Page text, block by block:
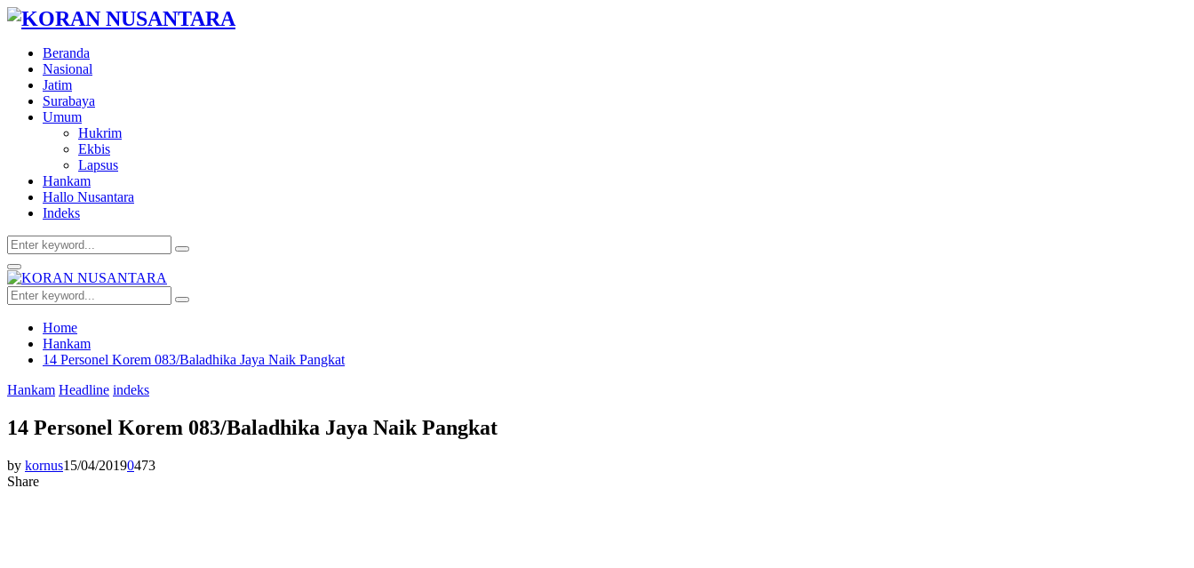
Beranda
Nasional
Jatim
Surabaya
Umum
Hukrim
Ekbis
Lapsus
Hankam
Hallo Nusantara
Indeks
Search
for:
Search
Facebook
Twitter
Youtube
Primary
Menu
Search
for:
Search
Home
Hankam
14 Personel Korem 083/Baladhika Jaya Naik Pangkat
Hankam Headline indeks
14 Personel Korem 083/Baladhika Jaya Naik Pangkat
by kornus15/04/20190473
Share